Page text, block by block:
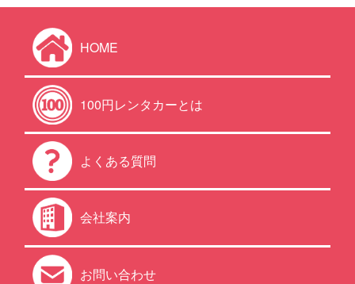
HOME
100円レンタカーとは
よくある質問
会社案内
お問い合わせ